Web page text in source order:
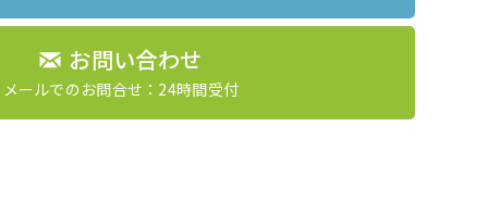
お問い合わせ
メールでのお問合せ：24時間受付